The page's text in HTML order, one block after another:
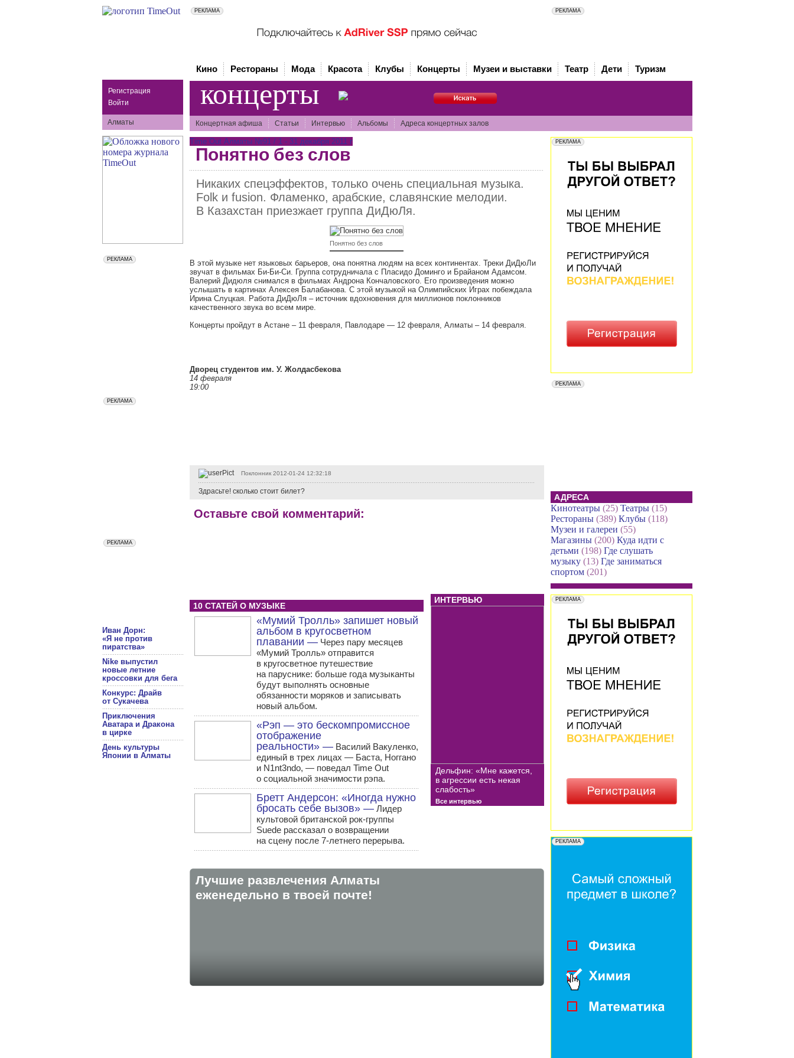
Регистрация
Войти
Алматы
Иван Дорн:
«Я не против
пиратства»
Nike выпустил
новые летние
кроссовки для бега
Конкурс: Драйв
от Сукачева
Приключения
Аватара и Дракона
в цирке
День культуры
Японии в Алматы
Кино Рестораны Мода Красота Клубы Концерты Музеи и выставки Театр Дети Туризм
концерты
Концертная афиша Статьи Интервью Альбомы Адреса концертных залов
Time Out Алматы №91 / 1 - 31 декабря 2011 г
Понятно без слов
Никаких спецэффектов, только очень специальная музыка.
Folk и fusion. Фламенко, арабские, славянские мелодии.
В Казахстан приезжает группа ДиДюЛя.
Понятно без слов
В этой музыке нет языковых барьеров, она понятна людям на всех континентах. Треки ДиДюЛи
звучат в фильмах Би-Би-Си. Группа сотрудничала с Пласидо Доминго и Брайаном Адамсом.
Валерий Дидюля снимался в фильмах Андрона Кончаловского. Его произведения можно
услышать в картинах Алексея Балабанова. С этой музыкой на Олимпийских Играх побеждала
Ирина Слуцкая. Работа ДиДюЛя – источник вдохновения для миллионов поклонников
качественного звука во всем мире.
Концерты пройдут в Астане – 11 февраля, Павлодаре — 12 февраля, Алматы – 14 февраля.
Дворец студентов им. У. Жолдасбекова
14 февраля
19:00
Поклонник 2012-01-24 12:32:18
Здрасьте! сколько стоит билет?
Оставьте свой комментарий:
10 СТАТЕЙ О МУЗЫКЕ
«Мумий Тролль» запишет новый
альбом в кругосветном
плавании —Через пару месяцев
«Мумий Тролль» отправится
в кругосветное путешествие
на паруснике: больше года музыканты
будут выполнять основные
обязанности моряков и записывать
новый альбом.
«Рэп — это бескомпромиссное
отображение
реальности» —Василий Вакуленко,
единый в трех лицах — Баста, Ноггано
и N1nt3ndo, — поведал Time Out
о социальной значимости рэпа.
Бретт Андерсон: «Иногда нужно
бросать себе вызов» —Лидер
культовой британской рок-группы
Suede рассказал о возвращении
на сцену после 7-летнего перерыва.
ИНТЕРВЬЮ
Дельфин: «Мне кажется,
в агрессии есть некая
слабость»
Все интервью
Лучшие развлечения Алматы
eженедельно в твоей почте!
АДРЕСА
Кинотеатры(25) Театры(15)
Рестораны(389) Клубы(118)
Музеи и галереи (55)
Магазины(200) Куда идти с
детьми (198) Где слушать
музыку(13) Где заниматься
спортом(201)